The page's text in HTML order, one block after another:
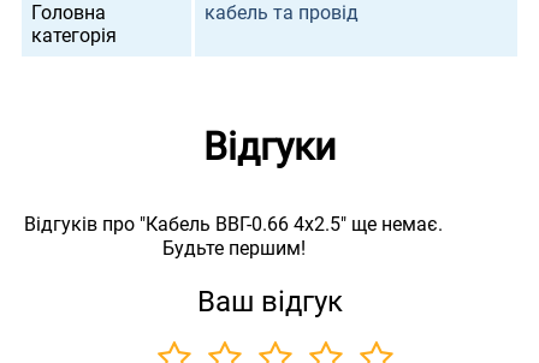
Головна
категорія
кабель та провід
Відгуки
Відгуків про "Кабель ВВГ-0.66 4х2.5" ще немає.
Будьте першим!
Ваш відгук